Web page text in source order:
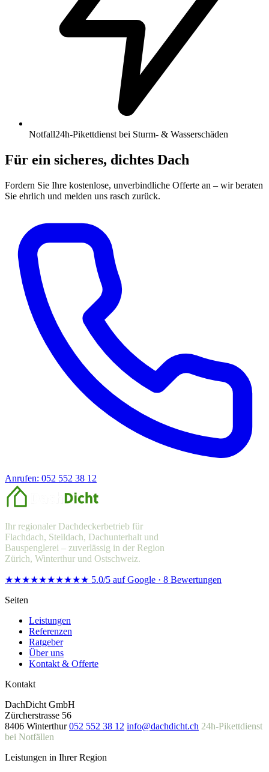
Notfall24h-Pikettdienst bei Sturm- & Wasserschäden
Für ein sicheres, dichtes Dach
Fordern Sie Ihre kostenlose, unverbindliche Offerte an – wir beraten
Sie ehrlich und melden uns rasch zurück.
Anrufen: 052 552 38 12
Ihr regionaler Dachdeckerbetrieb für
Flachdach, Steildach, Dachunterhalt und
Bauspenglerei – zuverlässig in der Region
Zürich, Winterthur und Ostschweiz.
★★★★★★★★★★ 5.0/5 auf Google · 8 Bewertungen
Seiten
Leistungen
Referenzen
Ratgeber
Über uns
Kontakt & Offerte
Kontakt
DachDicht GmbH
Zürcherstrasse 56
8406 Winterthur 052 552 38 12 info@dachdicht.ch 24h-Pikettdienst
bei Notfällen
Leistungen in Ihrer Region